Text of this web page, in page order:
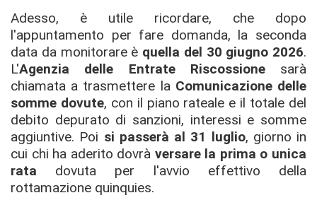
Adesso, è utile ricordare, che dopo
l'appuntamento per fare domanda, la seconda
data da monitorare è quella del 30 giugno 2026.
L'Agenzia delle Entrate Riscossione sarà
chiamata a trasmettere la Comunicazione delle
somme dovute, con il piano rateale e il totale del
debito depurato di sanzioni, interessi e somme
aggiuntive. Poi si passerà al 31 luglio, giorno in
cui chi ha aderito dovrà versare la prima o unica
rata dovuta per l'avvio effettivo della
rottamazione quinquies.